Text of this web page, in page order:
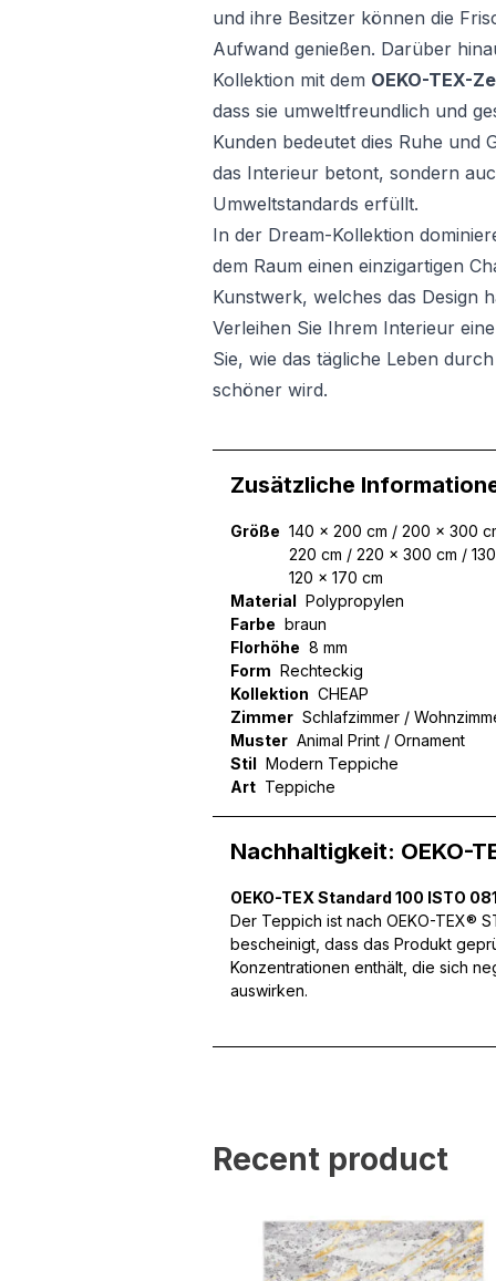
und ihre Besitzer können die
Aufwand genießen. Darüber
Kollektion mit dem OEKO-TEX-
dass sie umweltfreundlich und
Kunden bedeutet dies Ruhe und
das Interieur betont, sondern
Umweltstandards erfüllt.
In der Dream-Kollektion
dem Raum einen einzigartigen
Kunstwerk, welches das Design
Verleihen Sie Ihrem Interieur
Sie, wie das tägliche Leben
schöner wird.
Zusätzliche
Größe 140 x 200 cm / 200 x 300
220 cm / 220 x 300 cm /
120 x 170 cm
Material Polypropylen
Farbe braun
Florhöhe 8 mm
Form Rechteckig
Kollektion CHEAP
Zimmer Schlafzimmer /
Muster Animal Print / Ornament
Stil Modern Teppiche
Art Teppiche
Nachhaltigkeit: OEKO-
OEKO-TEX Standard 100 ISTO
Der Teppich ist nach OEKO-TEX®
bescheinigt, dass das Produkt
Konzentrationen enthält, die sich
auswirken.
Recent product
können und um unseren
Website an unsere
mit weiteren Daten
Dienste gesammelt haben.
Präferenzen
Präferenz-Cookies
Website aussieht oder